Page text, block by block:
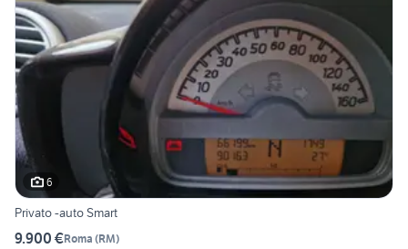
6
Privato -auto Smart
9.900 €Roma (RM)